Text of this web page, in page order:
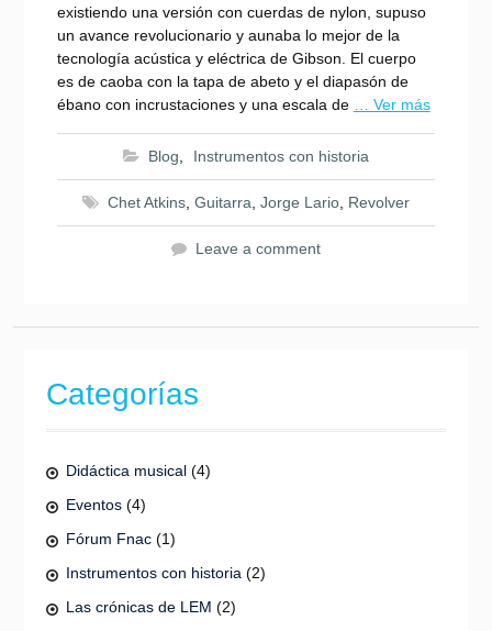
existiendo una versión con cuerdas de nylon, supuso
un avance revolucionario y aunaba lo mejor de la
tecnología acústica y eléctrica de Gibson. El cuerpo
es de caoba con la tapa de abeto y el diapasón de
ébano con incrustaciones y una escala de
… Ver más
Blog Instrumentos con historia
Chet Atkins, Guitarra Jorge Lario, Revolver
Leave a comment
Categorías
Didáctica musical(4)
Eventos(4)
Fórum Fnac(1)
Instrumentos con historia (2)
Las crónicas de LEM (2)